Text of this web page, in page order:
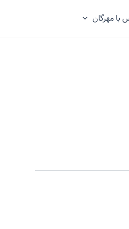
با مهرگان